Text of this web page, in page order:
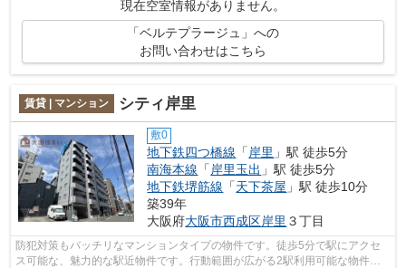
現在空室情報がありません。
「ベルテプラージュ」への
お問い合わせはこちら
賃貸 | マンション シティ岸里
敷0
地下鉄四つ橋線 「 岸里 」駅 徒歩5分
南海本線 「 岸里玉出 」駅 徒歩5分
地下鉄堺筋線 「天下茶屋 」駅 徒歩10分
築39年
大阪府大阪市西成区岸里 ３丁目
防犯対策もバッチリなマンションタイプの物件です。徒歩5分で駅にアクセ
ス可能な、魅力的な駅近物件です。行動範囲が広がる2駅利用可能な物件で